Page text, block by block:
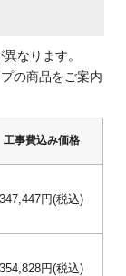
なります。
の商品をご案内
工事費込み価格
347,447円(税込)
354,828円(税込)